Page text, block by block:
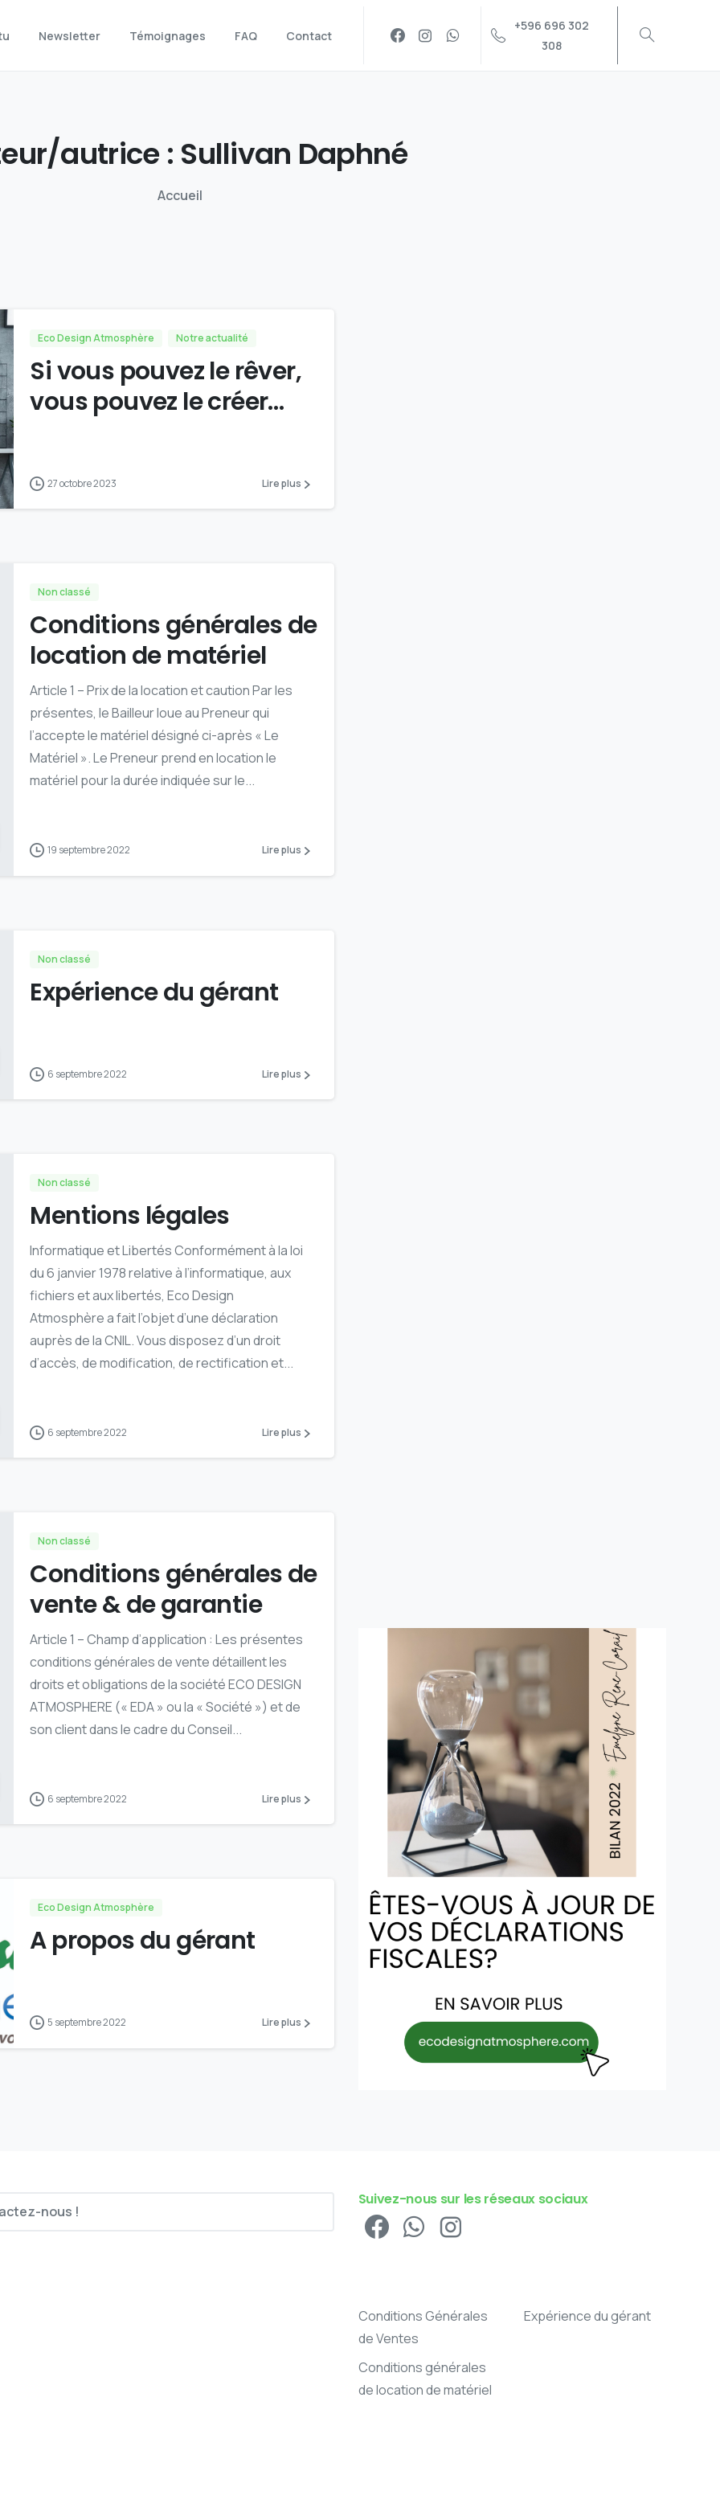
Newsletter Témoignages FAQ Contact
+596 696 302
308
Recherche
autrice : Sullivan Daphné
Accueil
Eco Design Atmosphère Notre actualité
Si vous pouvez le rêver,
vous pouvez le créer…
27 octobre 2023 Lire plus
Non classé
Conditions générales de
location de matériel
Article 1 – Prix de la location et caution Par les
présentes, le Bailleur loue au Preneur qui
l’accepte le matériel désigné ci-après « Le
Matériel ». Le Preneur prend en location le
matériel pour la durée indiquée sur le...
19 septembre 2022 Lire plus
Non classé
Expérience du gérant
6 septembre 2022 Lire plus
Non classé
Mentions légales
Informatique et Libertés Conformément à la loi
du 6 janvier 1978 relative à l’informatique, aux
fichiers et aux libertés, Eco Design
Atmosphère a fait l’objet d’une déclaration
auprès de la CNIL. Vous disposez d’un droit
d’accès, de modification, de rectification et...
6 septembre 2022 Lire plus
Non classé
Conditions générales de
vente & de garantie
Article 1 – Champ d’application : Les présentes
conditions générales de vente détaillent les
droits et obligations de la société ECO DESIGN
ATMOSPHERE (« EDA » ou la « Société ») et de
son client dans le cadre du Conseil...
6 septembre 2022 Lire plus
Eco Design Atmosphère
A propos du gérant
5 septembre 2022 Lire plus
nous !
Suivez-nous sur les réseaux sociaux
Conditions Générales
de Ventes
Conditions générales
de location de matériel
Expérience du gérant